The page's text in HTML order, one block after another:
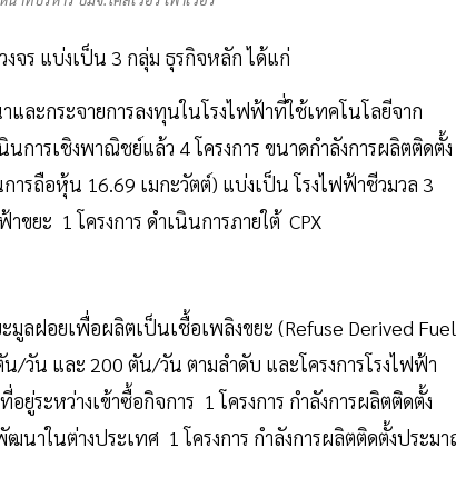
ร แบ่งเป็น 3 กลุ่ม ธุรกิจหลัก ได้แก่
ะกระจายการลงทุนในโรงไฟฟ้าที่ใช้เทคโนโลยีจาก
การเชิงพาณิชย์แล้ว 4 โครงการ ขนาดกำลังการผลิตติดตั้ง
รถือหุ้น 16.69 เมกะวัตต์) แบ่งเป็น โรงไฟฟ้าชีวมวล 3
ขยะ 1 โครงการ ดำเนินการภายใต้ CPX
ลฝอยเพื่อผลิตเป็นเชื้อเพลิงขยะ (Refuse Derived
น/วัน และ 200 ตัน/วัน ตามลำดับ และโครงการโรงไฟฟ้า
ระหว่างเข้าซื้อกิจการ 1 โครงการ กำลังการผลิตติดตั้ง
นาในต่างประเทศ 1 โครงการ กำลังการผลิตติดตั้งประม